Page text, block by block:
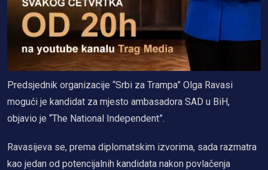
Predsjednik organizacije “Srbi za Trampa” Olga Ravasi
mogući je kandidat za mjesto ambasadora SAD u BiH,
objavio je “The National Independent”.
Ravasijeva se, prema diplomatskim izvorima, sada razmatra
kao jedan od potencijalnih kandidata nakon povlačenja